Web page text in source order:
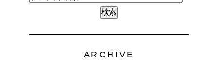
ARCHIVE